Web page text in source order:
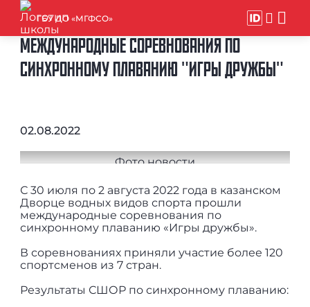
ГБУ ДО «МГФСО»
МЕЖДУНАРОДНЫЕ СОРЕВНОВАНИЯ ПО
СИНХРОННОМУ ПЛАВАНИЮ "ИГРЫ ДРУЖБЫ"
02.08.2022
С 30 июля по 2 августа 2022 года в казанском
Дворце водных видов спорта прошли
международные соревнования по
синхронному плаванию «Игры дружбы».
В соревнованиях приняли участие более 120
спортсменов из 7 стран.
Результаты СШОР по синхронному плаванию: